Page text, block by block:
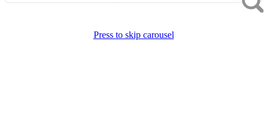
Press to skip carousel